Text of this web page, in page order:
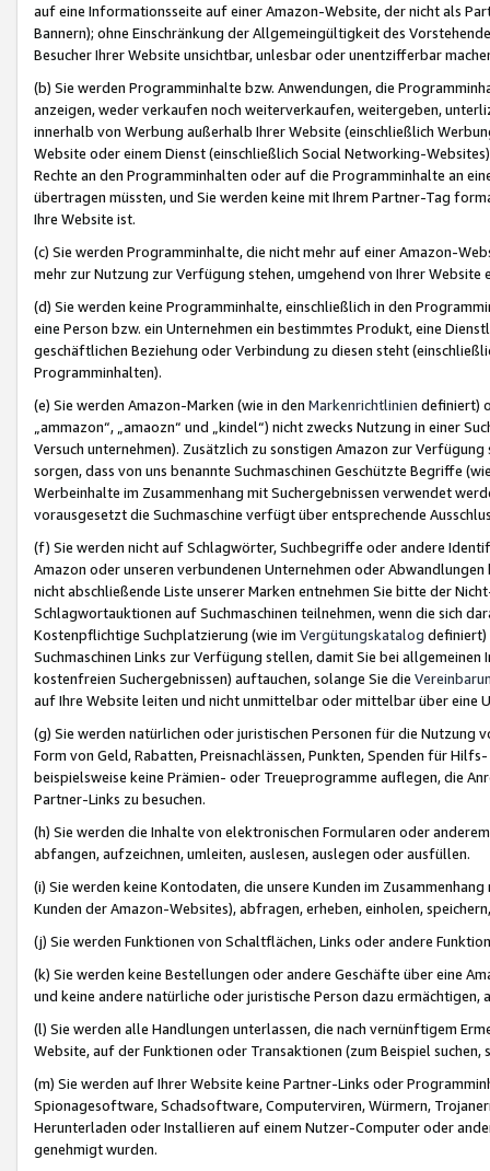
auf eine Informationsseite auf einer Amazon-Website, der nicht als
Bannern); ohne Einschränkung der Allgemeingültigkeit des
Besucher Ihrer Website unsichtbar, unlesbar oder unentzifferbar
(b) Sie werden Programminhalte bzw. Anwendungen, die
anzeigen, weder verkaufen noch weiterverkaufen, weitergeben,
innerhalb von Werbung außerhalb Ihrer Website (einschließlich
Website oder einem Dienst (einschließlich Social Networking-
Rechte an den Programminhalten oder auf die Programminhalte an
übertragen müssten, und Sie werden keine mit Ihrem Partner-Tag
Ihre Website ist.
(c) Sie werden Programminhalte, die nicht mehr auf einer Amazon-
mehr zur Nutzung zur Verfügung stehen, umgehend von Ihrer
(d) Sie werden keine Programminhalte, einschließlich in den
eine Person bzw. ein Unternehmen ein bestimmtes Produkt, eine
geschäftlichen Beziehung oder Verbindung zu diesen steht
Programminhalten).
(e) Sie werden Amazon-Marken (wie in den Markenrichtlinien definiert)
„ammazon“, „amaozn“ und „kindel“) nicht zwecks Nutzung in einer
Versuch unternehmen). Zusätzlich zu sonstigen Amazon zur
sorgen, dass von uns benannte Suchmaschinen Geschützte Begriffe
Werbeinhalte im Zusammenhang mit Suchergebnissen verwendet
vorausgesetzt die Suchmaschine verfügt über entsprechende
(f) Sie werden nicht auf Schlagwörter, Suchbegriffe oder andere
Amazon oder unseren verbundenen Unternehmen oder
nicht abschließende Liste unserer Marken entnehmen Sie bitte der
Schlagwortauktionen auf Suchmaschinen teilnehmen, wenn die sich
Kostenpflichtige Suchplatzierung (wie im Vergütungskatalog definiert)
Suchmaschinen Links zur Verfügung stellen, damit Sie bei
kostenfreien Suchergebnissen) auftauchen, solange Sie die
auf Ihre Website leiten und nicht unmittelbar oder mittelbar über eine
(g) Sie werden natürlichen oder juristischen Personen für die Nutzung
Form von Geld, Rabatten, Preisnachlässen, Punkten, Spenden für
beispielsweise keine Prämien- oder Treueprogramme auflegen, die
Partner-Links zu besuchen.
(h) Sie werden die Inhalte von elektronischen Formularen oder
abfangen, aufzeichnen, umleiten, auslesen, auslegen oder ausfüllen.
(i) Sie werden keine Kontodaten, die unsere Kunden im
Kunden der Amazon-Websites), abfragen, erheben, einholen,
(j) Sie werden Funktionen von Schaltflächen, Links oder andere
(k) Sie werden keine Bestellungen oder andere Geschäfte über eine
und keine andere natürliche oder juristische Person dazu
(l) Sie werden alle Handlungen unterlassen, die nach vernünftigem
Website, auf der Funktionen oder Transaktionen (zum Beispiel
(m) Sie werden auf Ihrer Website keine Partner-Links oder
Spionagesoftware, Schadsoftware, Computerviren, Würmern,
Herunterladen oder Installieren auf einem Nutzer-Computer oder
genehmigt wurden.